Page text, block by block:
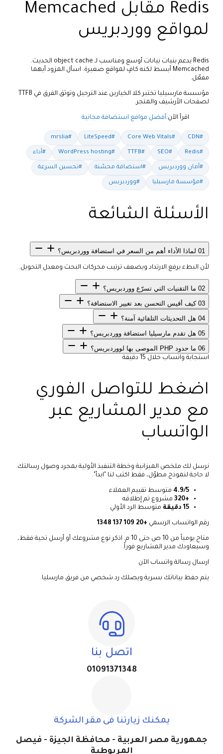
Redis مقابل Memcached
لمواقع ووردبريس
Redis يدعم بنيات بيانات أوسع ومناسب لـ object cache الحديث.
Memcached أبسط لكنه كافٍ لمواقع صغيرة. اسأل المزود أيهما
مفعّل.
مؤسسة مارسيليا تختبر كلا الخيارين عند الترحيل وتوثق الفرق في TTFB
لصفحات الأرشيف والمتجر.
اقرأ الآن:أفضل مواقع استضافة مجانية
#CDN
#Core Web Vitals
#LiteSpeed
#mrslia
#Redis
#SEO
#TTFB
#WordPress hosting #أداء
#أمان ووردبريس #استضافة محسّنة #تحسين السرعة
#مؤسسة مارسيليا #ووردبريس
الأسئلة الشائعة
01 لماذا الأداء أهم من السعر في استضافة ووردبريس؟
لأن البطء يرفع الارتداد ويضعف ترتيب محركات البحث ومعدل التحويل.
02 ما التقنيات التي تسرّع ووردبريس؟
03 كيف أقيس التحسن بعد تغيير الاستضافة؟
04 هل التحديثات التلقائية آمنة؟
05 هل تقدم مارسيليا استضافة ووردبريس؟
06 ما حدود PHP الموصى بها لووردبريس؟
استجابة واتساب خلال 15 دقيقة
اضغط للتواصل الفوري
مع مدير المشاريع عبر
الواتساب
نرسل لك ملخص الميزانية وخطة التنفيذ الأولية بمجرد وصول رسالتك.
لا حاجة لنموذج مطوّل، فقط اكتب لنا "ابدأ".
4.9/5 متوسط تقييم العملاء
+320
مشروع تم إطلاقه
15 دقيقة
متوسط الرد الأولي
رقم الواتساب الرسمي +20 109 137 1348
متاح يومياً من 10 ص حتى 10 م. اذكر نوع مشروعك أو أرسل تحية فقط،
وسيعاودك مدير المشاريع فوراً.
ارسال رسالة واتساب الآن
يتم حفظ بياناتك بسرية ويصلك رد شخصي من فريق مارسليا.
اتصل بنا
01091371348
يمكنك زيارتنا فى مقر الشركة
جمهورية مصر العربية - محافظة الجيزة - فيصل
المريوطية